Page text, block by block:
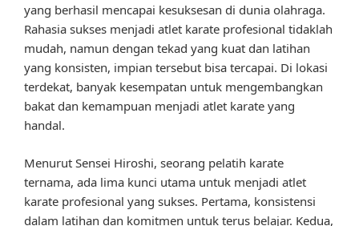
yang berhasil mencapai kesuksesan di dunia olahraga.
Rahasia sukses menjadi atlet karate profesional tidaklah
mudah, namun dengan tekad yang kuat dan latihan
yang konsisten, impian tersebut bisa tercapai. Di lokasi
terdekat, banyak kesempatan untuk mengembangkan
bakat dan kemampuan menjadi atlet karate yang
handal.
Menurut Sensei Hiroshi, seorang pelatih karate
ternama, ada lima kunci utama untuk menjadi atlet
karate profesional yang sukses. Pertama, konsistensi
dalam latihan dan komitmen untuk terus belajar. Kedua,